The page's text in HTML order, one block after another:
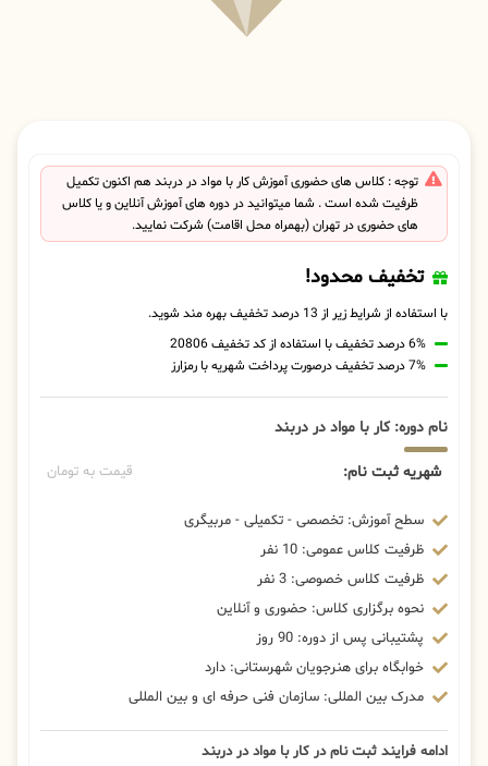
توجه : کلاس های حضوری آموزش کار با مواد در دربند هم اکنون تکمیل
ظرفیت شده است . شما میتوانید در دوره های آموزش آنلاین و یا کلاس
های حضوری در تهران (بهمراه محل اقامت) شرکت نمایید.
تخفیف محدود!
با استفاده از شرایط زیر از 13 درصد تخفیف بهره مند شوید.
6% درصد تخفیف با استفاده از کد تخفیف 20806
7% درصد تخفیف درصورت پرداخت شهریه با رمزارز
نام دوره: کار با مواد در دربند
شهریه ثبت نام: قیمت به تومان
سطح آموزش: تخصصی - تکمیلی - مربیگری
ظرفیت کلاس عمومی: 10 نفر
ظرفیت کلاس خصوصی: 3 نفر
نحوه برگزاری کلاس: حضوری و آنلاین
پشتیبانی پس از دوره: 90 روز
خوابگاه برای هنرجویان شهرستانی: دارد
مدرک بین المللی: سازمان فنی حرفه ای و بین المللی
ادامه فرایند ثبت نام در کار با مواد در دربند